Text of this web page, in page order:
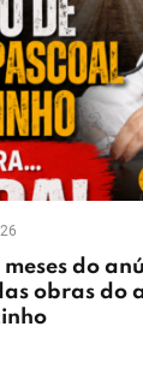
meses do
obras do